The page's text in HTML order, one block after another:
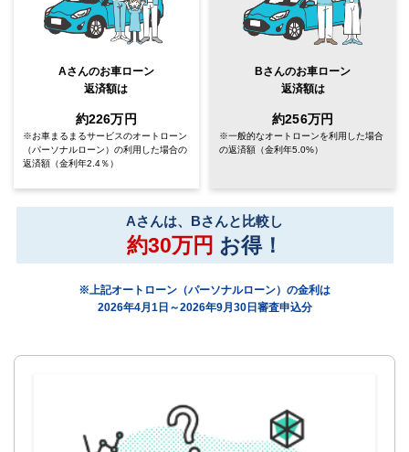
Aさんのお車ローン
返済額は
約226万円
※お車まるまるサービスのオートローン
（パーソナルローン） の利用した場合の
返済額（金利年2.4％）
Bさんのお車ローン
返済額は
約256万円
※一般的なオートローンを利用した場合
の返済額 （金利年5.0%）
Aさんは、Bさんと比較し
約30万円 お得！
※上記オートローン（パーソナルローン）の金利は
2026年4月1日～2026年9月30日審査申込分